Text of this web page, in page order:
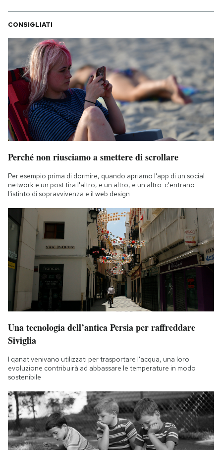
CONSIGLIATI
Perché non riusciamo a smettere di scrollare
Per esempio prima di dormire, quando apriamo l'app di un social
network e un post tira l'altro, e un altro, e un altro: c'entrano
l'istinto di sopravvivenza e il web design
Una tecnologia dell’antica Persia per raffreddare
Siviglia
I qanat venivano utilizzati per trasportare l'acqua, una loro
evoluzione contribuirà ad abbassare le temperature in modo
sostenibile